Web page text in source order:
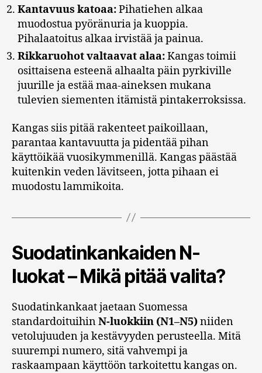
Kantavuus katoaa:Pihatiehen alkaa
muodostua pyöränuria ja kuoppia.
Pihalaatoitus alkaa irvistää ja painua.
Rikkaruohot valtaavat alaa:Kangas toimii
osittaisena esteenä alhaalta päin pyrkiville
juurille ja estää maa-aineksen mukana
tulevien siementen itämistä pintakerroksissa.
Kangas siis pitää rakenteet paikoillaan,
parantaa kantavuutta ja pidentää pihan
käyttöikää vuosikymmenillä. Kangas päästää
kuitenkin veden lävitseen, jotta pihaan ei
muodostu lammikoita.
Suodatinkankaiden N-
luokat – Mikä pitää valita?
Suodatinkankaat jaetaan Suomessa
standardoituihinN-luokkiin (N1–N5)niiden
vetolujuuden ja kestävyyden perusteella. Mitä
suurempi numero, sitä vahvempi ja
raskaampaan käyttöön tarkoitettu kangas on.